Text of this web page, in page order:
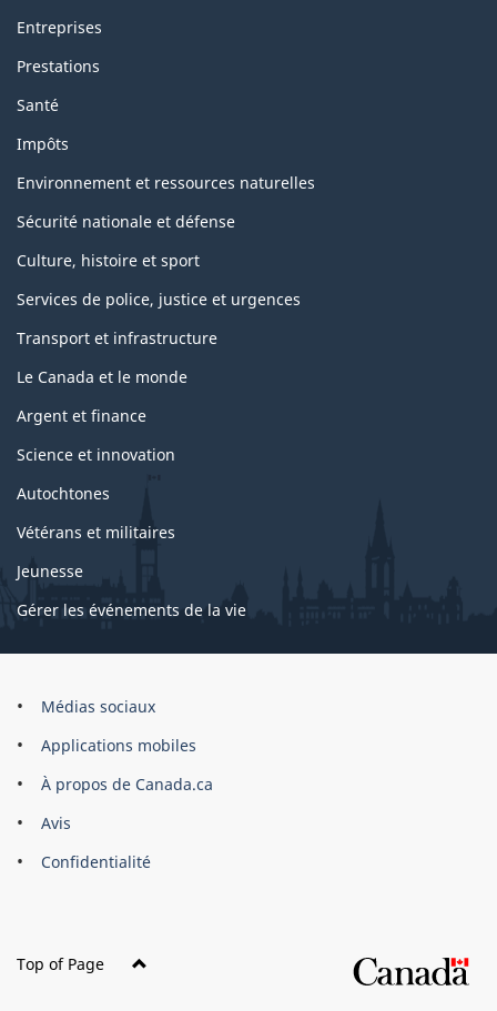
Entreprises
Prestations
Santé
Impôts
Environnement et ressources naturelles
Sécurité nationale et défense
Culture, histoire et sport
Services de police, justice et urgences
Transport et infrastructure
Le Canada et le monde
Argent et finance
Science et innovation
Autochtones
Vétérans et militaires
Jeunesse
Gérer les événements de la vie
Organisation
gouvernement
du
Canada
Médias sociaux
Applications mobiles
À propos de Canada.ca
Avis
Confidentialité
Top of Page